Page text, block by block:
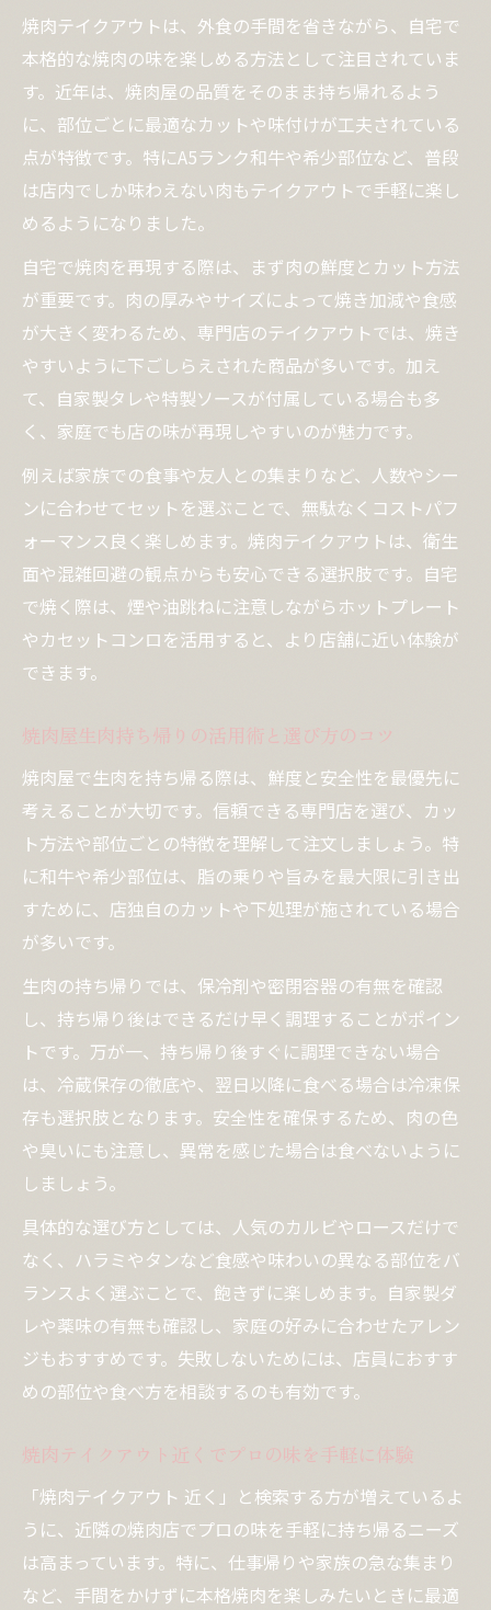
焼肉テイクアウトは、外食の手間を省きながら、自宅で
本格的な焼肉の味を楽しめる方法として注目されていま
す。近年は、焼肉屋の品質をそのまま持ち帰れるよう
に、部位ごとに最適なカットや味付けが工夫されている
点が特徴です。特にA5ランク和牛や希少部位など、普段
は店内でしか味わえない肉もテイクアウトで手軽に楽し
めるようになりました。
自宅で焼肉を再現する際は、まず肉の鮮度とカット方法
が重要です。肉の厚みやサイズによって焼き加減や食感
が大きく変わるため、専門店のテイクアウトでは、焼き
やすいように下ごしらえされた商品が多いです。加え
て、自家製タレや特製ソースが付属している場合も多
く、家庭でも店の味が再現しやすいのが魅力です。
例えば家族での食事や友人との集まりなど、人数やシー
ンに合わせてセットを選ぶことで、無駄なくコストパフ
ォーマンス良く楽しめます。焼肉テイクアウトは、衛生
面や混雑回避の観点からも安心できる選択肢です。自宅
で焼く際は、煙や油跳ねに注意しながらホットプレート
やカセットコンロを活用すると、より店舗に近い体験が
できます。
焼肉屋生肉持ち帰りの活用術と選び方のコツ
焼肉屋で生肉を持ち帰る際は、鮮度と安全性を最優先に
考えることが大切です。信頼できる専門店を選び、カッ
ト方法や部位ごとの特徴を理解して注文しましょう。特
に和牛や希少部位は、脂の乗りや旨みを最大限に引き出
すために、店独自のカットや下処理が施されている場合
が多いです。
生肉の持ち帰りでは、保冷剤や密閉容器の有無を確認
し、持ち帰り後はできるだけ早く調理することがポイン
トです。万が一、持ち帰り後すぐに調理できない場合
は、冷蔵保存の徹底や、翌日以降に食べる場合は冷凍保
存も選択肢となります。安全性を確保するため、肉の色
や臭いにも注意し、異常を感じた場合は食べないように
しましょう。
具体的な選び方としては、人気のカルビやロースだけで
なく、ハラミやタンなど食感や味わいの異なる部位をバ
ランスよく選ぶことで、飽きずに楽しめます。自家製ダ
レや薬味の有無も確認し、家庭の好みに合わせたアレン
ジもおすすめです。失敗しないためには、店員におすす
めの部位や食べ方を相談するのも有効です。
焼肉テイクアウト近くでプロの味を手軽に体験
「焼肉テイクアウト 近く」と検索する方が増えているよ
うに、近隣の焼肉店でプロの味を手軽に持ち帰るニーズ
は高まっています。特に、仕事帰りや家族の急な集まり
など、手間をかけずに本格焼肉を楽しみたいときに最適